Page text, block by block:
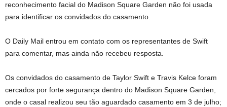
reconhecimento facial do Madison Square Garden não foi usada
para identificar os convidados do casamento.
O Daily Mail entrou em contato com os representantes de Swift
para comentar, mas ainda não recebeu resposta.
Os convidados do casamento de Taylor Swift e Travis Kelce foram
cercados por forte segurança dentro do Madison Square Garden,
onde o casal realizou seu tão aguardado casamento em 3 de julho;